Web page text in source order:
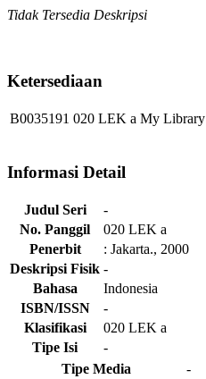
Tidak Tersedia Deskripsi
Ketersediaan
B0035191 020 LEK a My Library
Informasi Detail
Judul Seri
-
No. Panggil
020 LEK a
Penerbit
: Jakarta., 2000
Deskripsi Fisik -
Bahasa
Indonesia
ISBN/ISSN
-
Klasifikasi
020 LEK a
Tipe Isi
-
Tipe Media
-